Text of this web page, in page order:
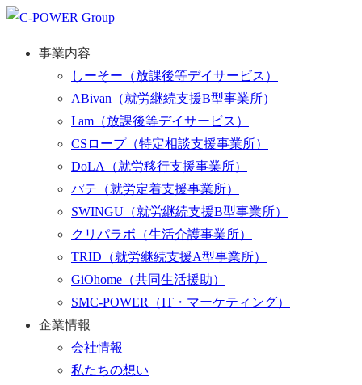
事業内容
しーそー （放課後等デイサービス）
ABivan （就労継続支援B型事業所）
I am （放課後等デイサービス）
CSロープ（特定相談支援事業所）
DoLA
（就労移行支援事業所）
パテ （就労定着支援事業所）
SWINGU （就労継続支援B型事業所）
クリパラボ （生活介護事業所）
TRID （就労継続支援A型事業所）
GiOhome （共同生活援助）
SMC-POWER
（IT・マーケティング）
企業情報
会社情報
私たちの想い